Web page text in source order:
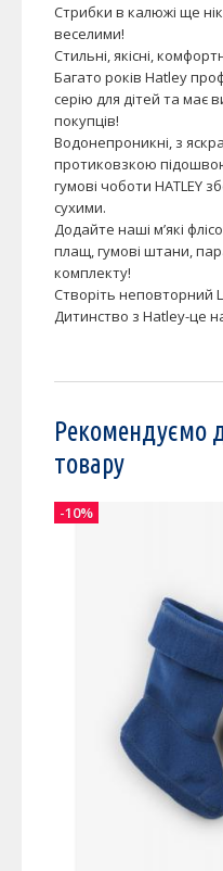
Стрибки в калюжі ще
веселими!
Стильні, якісні,
Багато років Hatley
серію для дітей та має
покупців!
Водонепроникні, з
протиковзкою
гумові чоботи HATLEY
сухими.
Додайте наші м’які
плащ, гумові штани,
комплекту!
Створіть неповторний
Дитинство з Hatley-це
Рекомендуємо
товару
-10%